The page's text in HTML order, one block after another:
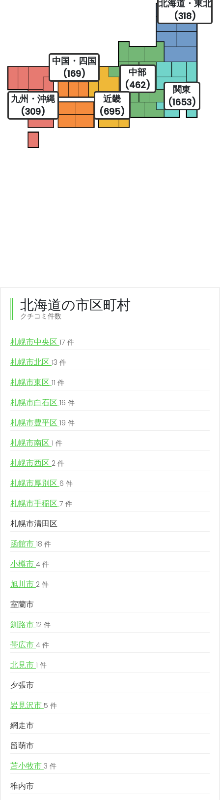
北海道・東北
(318)
関東
(1653)
中部
(462)
近畿
(695)
中国・四国
(169)
九州・沖縄
(309)
北海道の市区町村
クチコミ件数
札幌市中央区 17 件
札幌市北区 13 件
札幌市東区 11 件
札幌市白石区 16 件
札幌市豊平区 19 件
札幌市南区 1 件
札幌市西区 2 件
札幌市厚別区 6 件
札幌市手稲区 7 件
札幌市清田区
函館市 18 件
小樽市 4 件
旭川市 2 件
室蘭市
釧路市 12 件
帯広市 4 件
北見市 1 件
夕張市
岩見沢市 5 件
網走市
留萌市
苫小牧市 3 件
稚内市